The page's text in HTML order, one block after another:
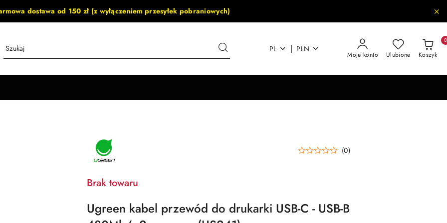
dostawa od 150 zł (z wyłączeniem przesyłek pobraniowych)
PL | PLN
Moje konto Ulubione Koszyk
0
PRODUCENTA:
UGREEN (0)
Brak towaru
Ugreen kabel przewód do drukarki USB-C - USB-B